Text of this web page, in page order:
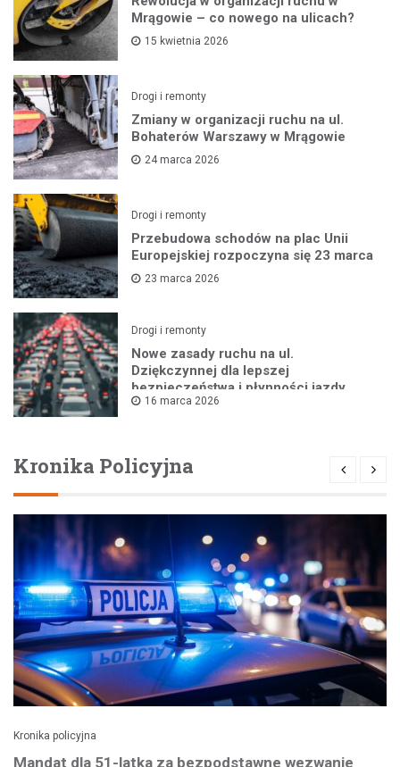
Mrągowie – co nowego na ulicach?
15 kwietnia 2026
Drogi i remonty
Zmiany w organizacji ruchu na ul.
Bohaterów Warszawy w Mrągowie
24 marca 2026
Drogi i remonty
Przebudowa schodów na plac Unii
Europejskiej rozpoczyna się 23 marca
23 marca 2026
Drogi i remonty
Nowe zasady ruchu na ul.
Dziękczynnej dla lepszej
bezpieczeństwa i płynności jazdy
16 marca 2026
Kronika Policyjna
Kronika policyjna
Mandat dla 51-latka za bezpodstawne wezwanie